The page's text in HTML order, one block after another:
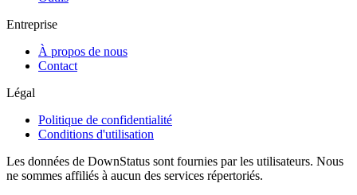
Entreprise
À propos de nous
Contact
Légal
Politique de confidentialité
Conditions d'utilisation
Les données de DownStatus sont fournies par les utilisateurs. Nous
ne sommes affiliés à aucun des services répertoriés.